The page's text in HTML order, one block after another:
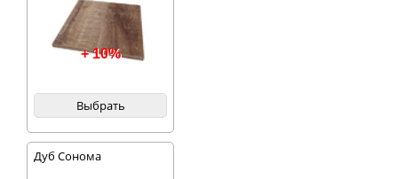
+ 10%
Выбрать
Дуб Сонома